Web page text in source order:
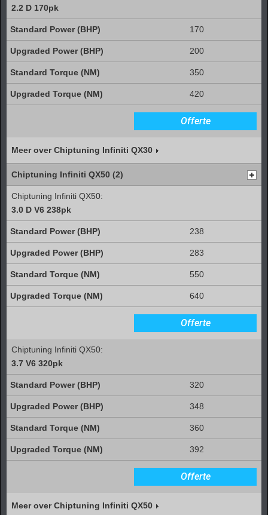
2.2 D 170pk
170
200
350
420
Offerte
Meer over Chiptuning Infiniti QX30
Chiptuning Infiniti QX50 (2)
Chiptuning Infiniti QX50:
3.0 D V6 238pk
238
283
550
640
Offerte
Chiptuning Infiniti QX50:
3.7 V6 320pk
320
348
360
392
Offerte
Meer over Chiptuning Infiniti QX50